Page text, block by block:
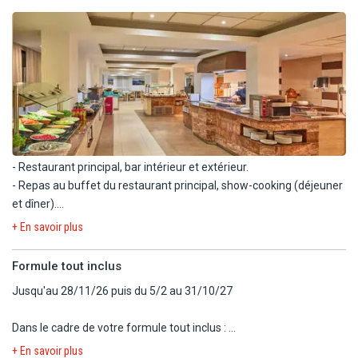
- Restaurant principal, bar intérieur et extérieur.
- Repas au buffet du restaurant principal, show-cooking (déjeuner
et dîner).
+ En savoir plus
Formule tout inclus
Jusqu'au 28/11/26 puis du 5/2 au 31/10/27
Dans le cadre de votre formule tout inclus :
- Petit-déjeuner, déjeuner et dîner au buffet du restaurant, avec
+ En savoir plus